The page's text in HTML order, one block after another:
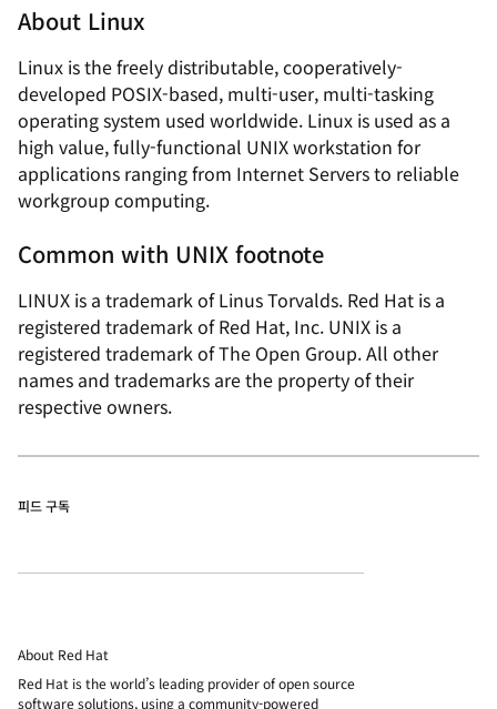
About Linux
Linux is the freely distributable, cooperatively-
developed POSIX-based, multi-user, multi-tasking
operating system used worldwide. Linux is used as a
high value, fully-functional UNIX workstation for
applications ranging from Internet Servers to reliable
workgroup computing.
Common with UNIX footnote
LINUX is a trademark of Linus Torvalds. Red Hat is a
registered trademark of Red Hat, Inc. UNIX is a
registered trademark of The Open Group. All other
names and trademarks are the property of their
respective owners.
피드 구독
About Red Hat
Red Hat is the world’s leading provider of open source
software solutions, using a community-powered